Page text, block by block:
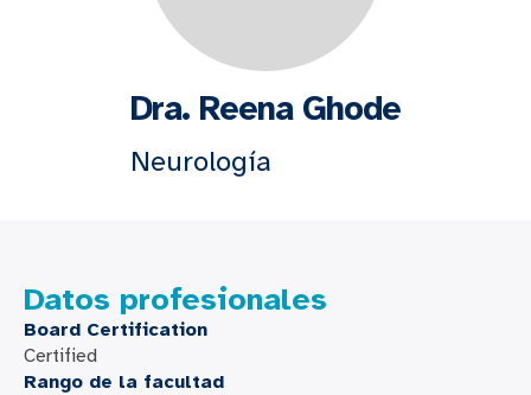
Dra. Reena Ghode
Neurología
Datos profesionales
Board Certification
Certified
Rango de la facultad